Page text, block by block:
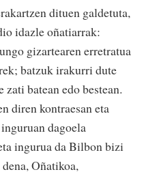
dituen galdetuta,
idazle oñatiarrak:
gizartearen erretratua
batzuk irakurri dute
batean edo bestean.
diren kontraesan eta
dagoela
ingurua da Bilbon bizi
Oñatikoa,